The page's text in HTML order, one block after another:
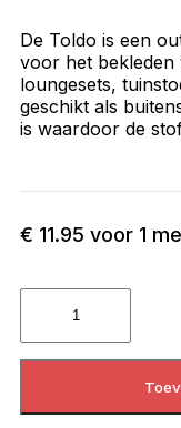
De Toldo is een
voor het bekleden
loungesets,
geschikt als
is waardoor de
€ 11.95 voor 1